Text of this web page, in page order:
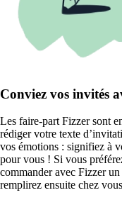
Conviez vos invités
Les faire-part Fizzer sont
rédiger votre texte
vos émotions : signifiez à
pour vous ! Si vous
commander avec Fizzer
remplirez ensuite chez